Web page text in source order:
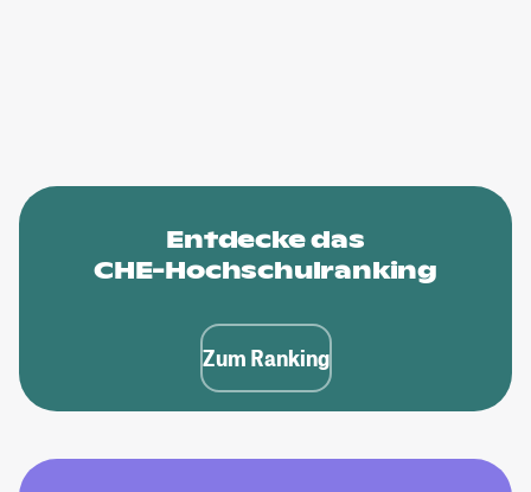
Entdecke das
CHE-Hochschulranking
Zum Ranking